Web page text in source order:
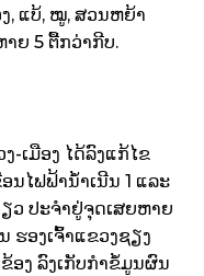
, ແບ້, ໝູ, ສວນຫຍ້າ
ຍ 5 ຕື້ກວ່າກີບ.
-ເມືອງ ໄດ້ລົງແກ້ໄຂ
ນໄຟຟ້ານໍ້າເນີນ 1 ແລະ
ວ ປະຈຳຢູ່ຈຸດເສຍຫາຍ
ຮອງເຈົ້າແຂວງຊຽງ
ອງ ລົງເກັບກຳຂໍ້ມູນຜົນ